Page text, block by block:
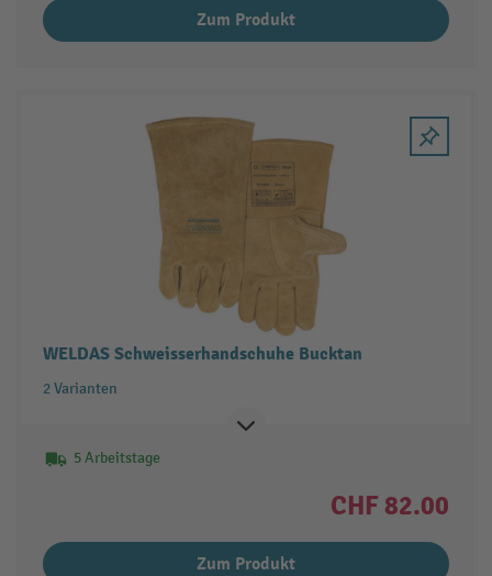
Zum Produkt
WELDAS Schweisserhandschuhe Bucktan
2 Varianten
5 Arbeitstage
CHF 82.00
Zum Produkt